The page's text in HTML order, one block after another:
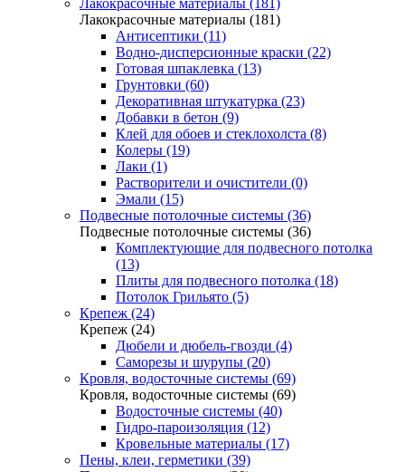
Лакокрасочные материалы (181)
Антисептики (11)
Водно-дисперсионные краски (22)
Готовая шпаклевка (13)
Грунтовки (60)
Декоративная штукатурка (23)
Добавки в бетон (9)
Клей для обоев и стеклохолста (8)
Колеры (19)
Лаки (1)
Растворители и очистители (0)
Эмали (15)
Подвесные потолочные системы (36)
Подвесные потолочные системы (36)
Комплектующие для подвесного потолка
(13)
Плиты для подвесного потолка (18)
Потолок Грильято (5)
Крепеж (24)
Крепеж (24)
Дюбели и дюбель-гвозди (4)
Саморезы и шурупы (20)
Кровля, водосточные системы (69)
Кровля, водосточные системы (69)
Водосточные системы (40)
Гидро-пароизоляция (12)
Кровельные материалы (17)
Пены, клеи, герметики (39)